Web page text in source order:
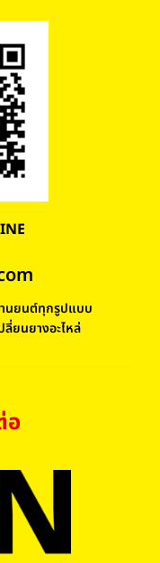
นยนต์ทุกรูปแบบ
ยนยางอะไหล่
อ